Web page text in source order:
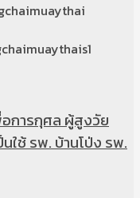
การกุศล ผู้สูงวัย
ใช้ รพ. บ้านโป่ง รพ.